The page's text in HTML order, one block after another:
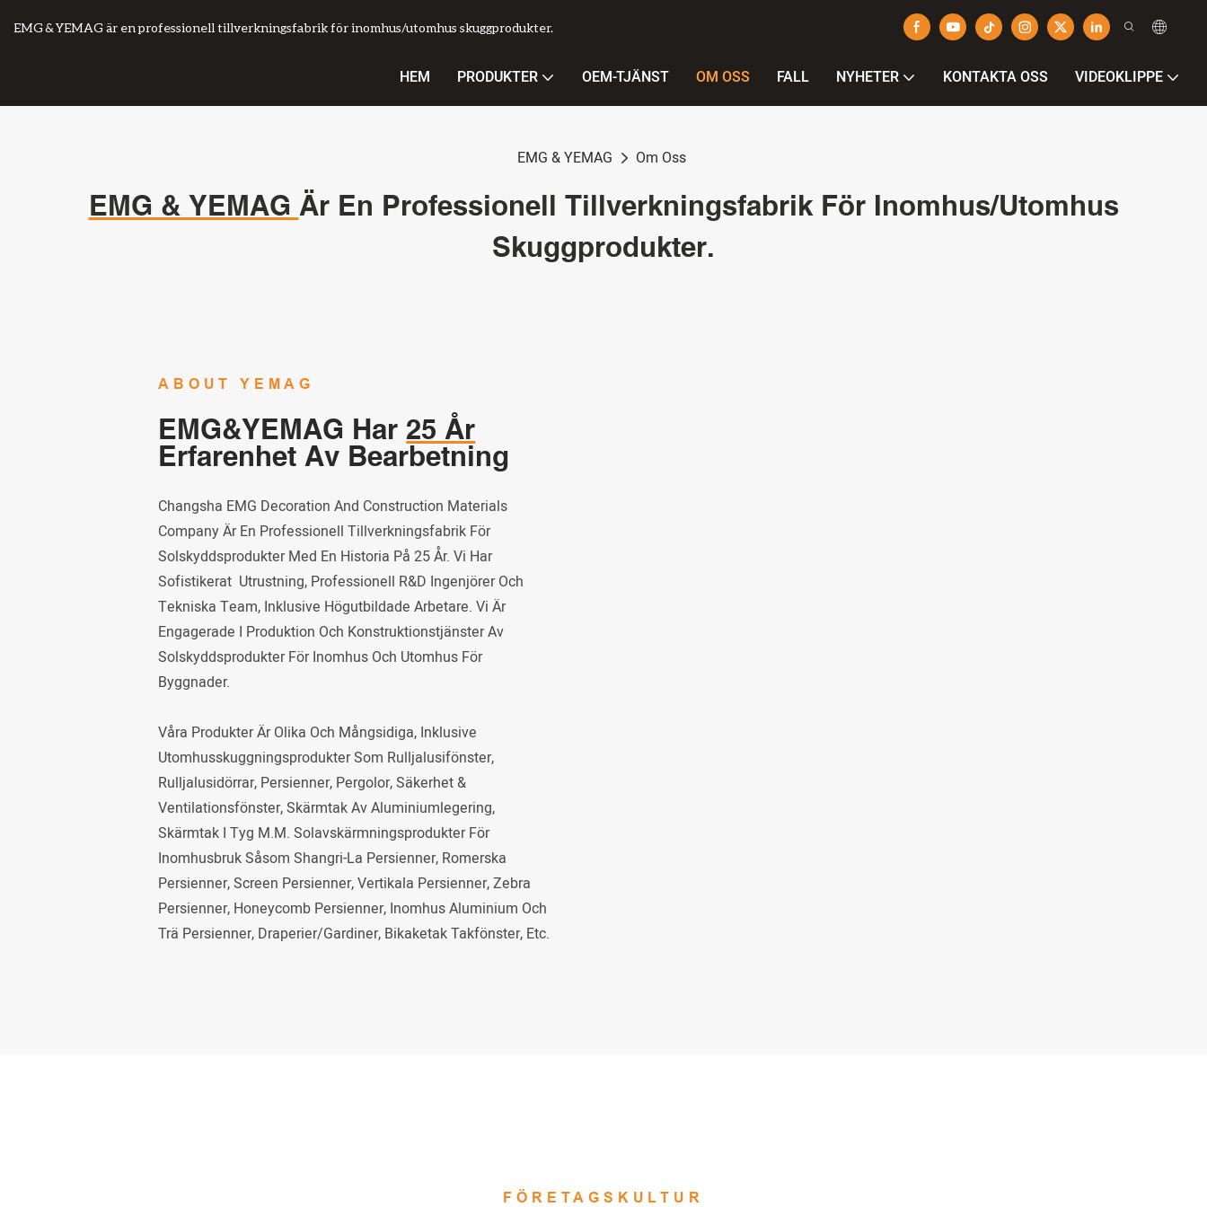
EMG & YEMAG är en professionell tillverkningsfabrik för inomhus/utomhus skuggprodukter.
HEM PRODUKTER OEM-TJÄNST OM OSS FALL NYHETER KONTAKTA OSS VIDEOKLIPPE
EMG & YEMAG Om Oss
EMG & YEMAG Är En Professionell Tillverkningsfabrik För Inomhus/utomhus
Skuggprodukter.
ABOUT YEMAG
EMG&YEMAG Har25 År
Erfarenhet Av Bearbetning
Changsha EMG Decoration And Construction Materials
Company Är En Professionell Tillverkningsfabrik För
Solskyddsprodukter Med En Historia På 25 År. Vi Har
Sofistikerat Utrustning, Professionell R&D Ingenjörer Och
Tekniska Team, Inklusive Högutbildade Arbetare. Vi Är
Engagerade I Produktion Och Konstruktionstjänster Av
Solskyddsprodukter För Inomhus Och Utomhus För
Byggnader.
Våra Produkter Är Olika Och Mångsidiga, Inklusive
Utomhusskuggningsprodukter Som Rulljalusifönster,
Rulljalusidörrar, Persienner, Pergolor, Säkerhet &
Ventilationsfönster, Skärmtak Av Aluminiumlegering,
Skärmtak I Tyg M.m. Solavskärmningsprodukter För
Inomhusbruk Såsom Shangri-La Persienner, Romerska
Persienner, Screen Persienner, Vertikala Persienner, Zebra
Persienner, Honeycomb Persienner, Inomhus Aluminium Och
Trä Persienner, Draperier/gardiner, Bikaketak Takfönster, Etc.
FÖRETAGSKULTUR